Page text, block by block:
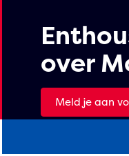
over
Meld je aan